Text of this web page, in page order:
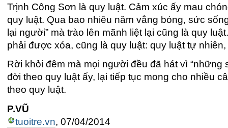
Trịnh Công Sơn là quy luật. Cảm xúc ấy mau
quy luật. Qua bao nhiêu năm vắng bóng, sức
lại người” mà trào lên mãnh liệt lại cũng là quy
phải được xóa, cũng là quy luật: quy luật tự
Rời khỏi đêm mà mọi người đều đã hát vì
đời theo quy luật ấy, lại tiếp tục mong cho nhiều
theo quy luật.
P.VŨ
tuoitre.vn, 07/04/2014